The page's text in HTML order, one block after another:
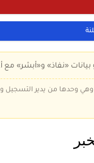
بيانات «نفاذ» و«أبشر» مع
وهي وحدها من يدير